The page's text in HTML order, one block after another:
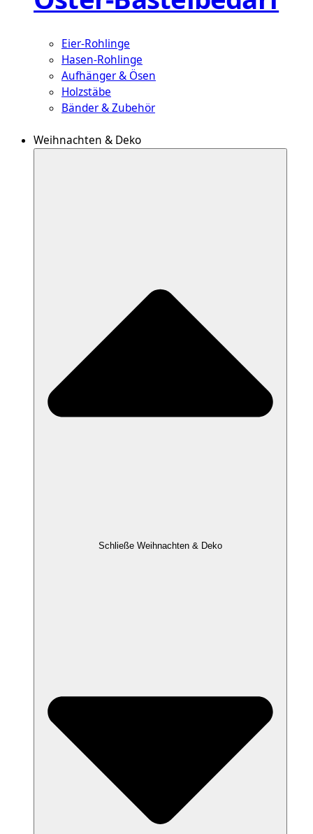
Eier-Rohlinge
Hasen-Rohlinge
Aufhänger & Ösen
Holzstäbe
Bänder & Zubehör
Weihnachten & Deko
Schließe Weihnachten & Deko